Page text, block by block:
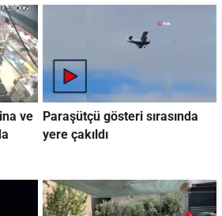
ve
Paraşütçü gösteri sırasında
yere çakıldı